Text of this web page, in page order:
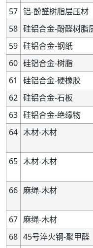
57 铝-酚醛树脂层压材
58 硅铝合金-酚醛树脂
59 硅铝合金-钢纸
60 硅铝合金-树脂
61
硅铝合金-硬橡胶
62 硅铝合金-石板
63 硅铝合金-绝缘物
64 木材-木材
65 木材-木材
66 麻绳-木材
67 麻绳-木材
68 45号淬火钢-聚甲醛